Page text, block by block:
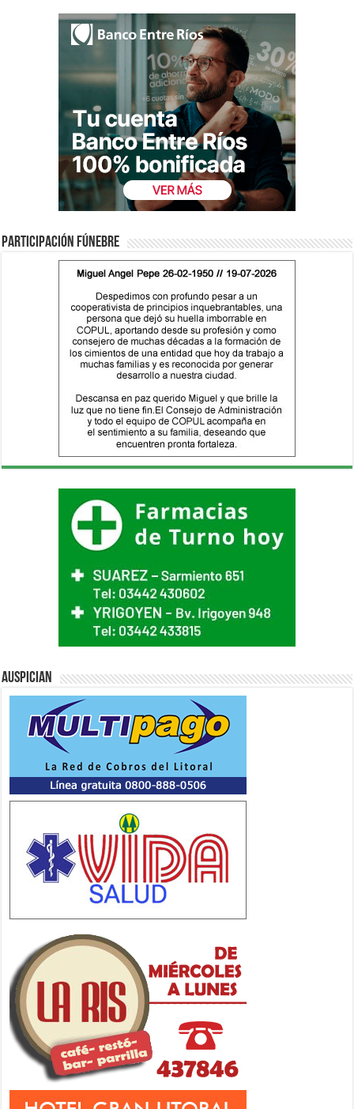
Participación fúnebre
Auspician